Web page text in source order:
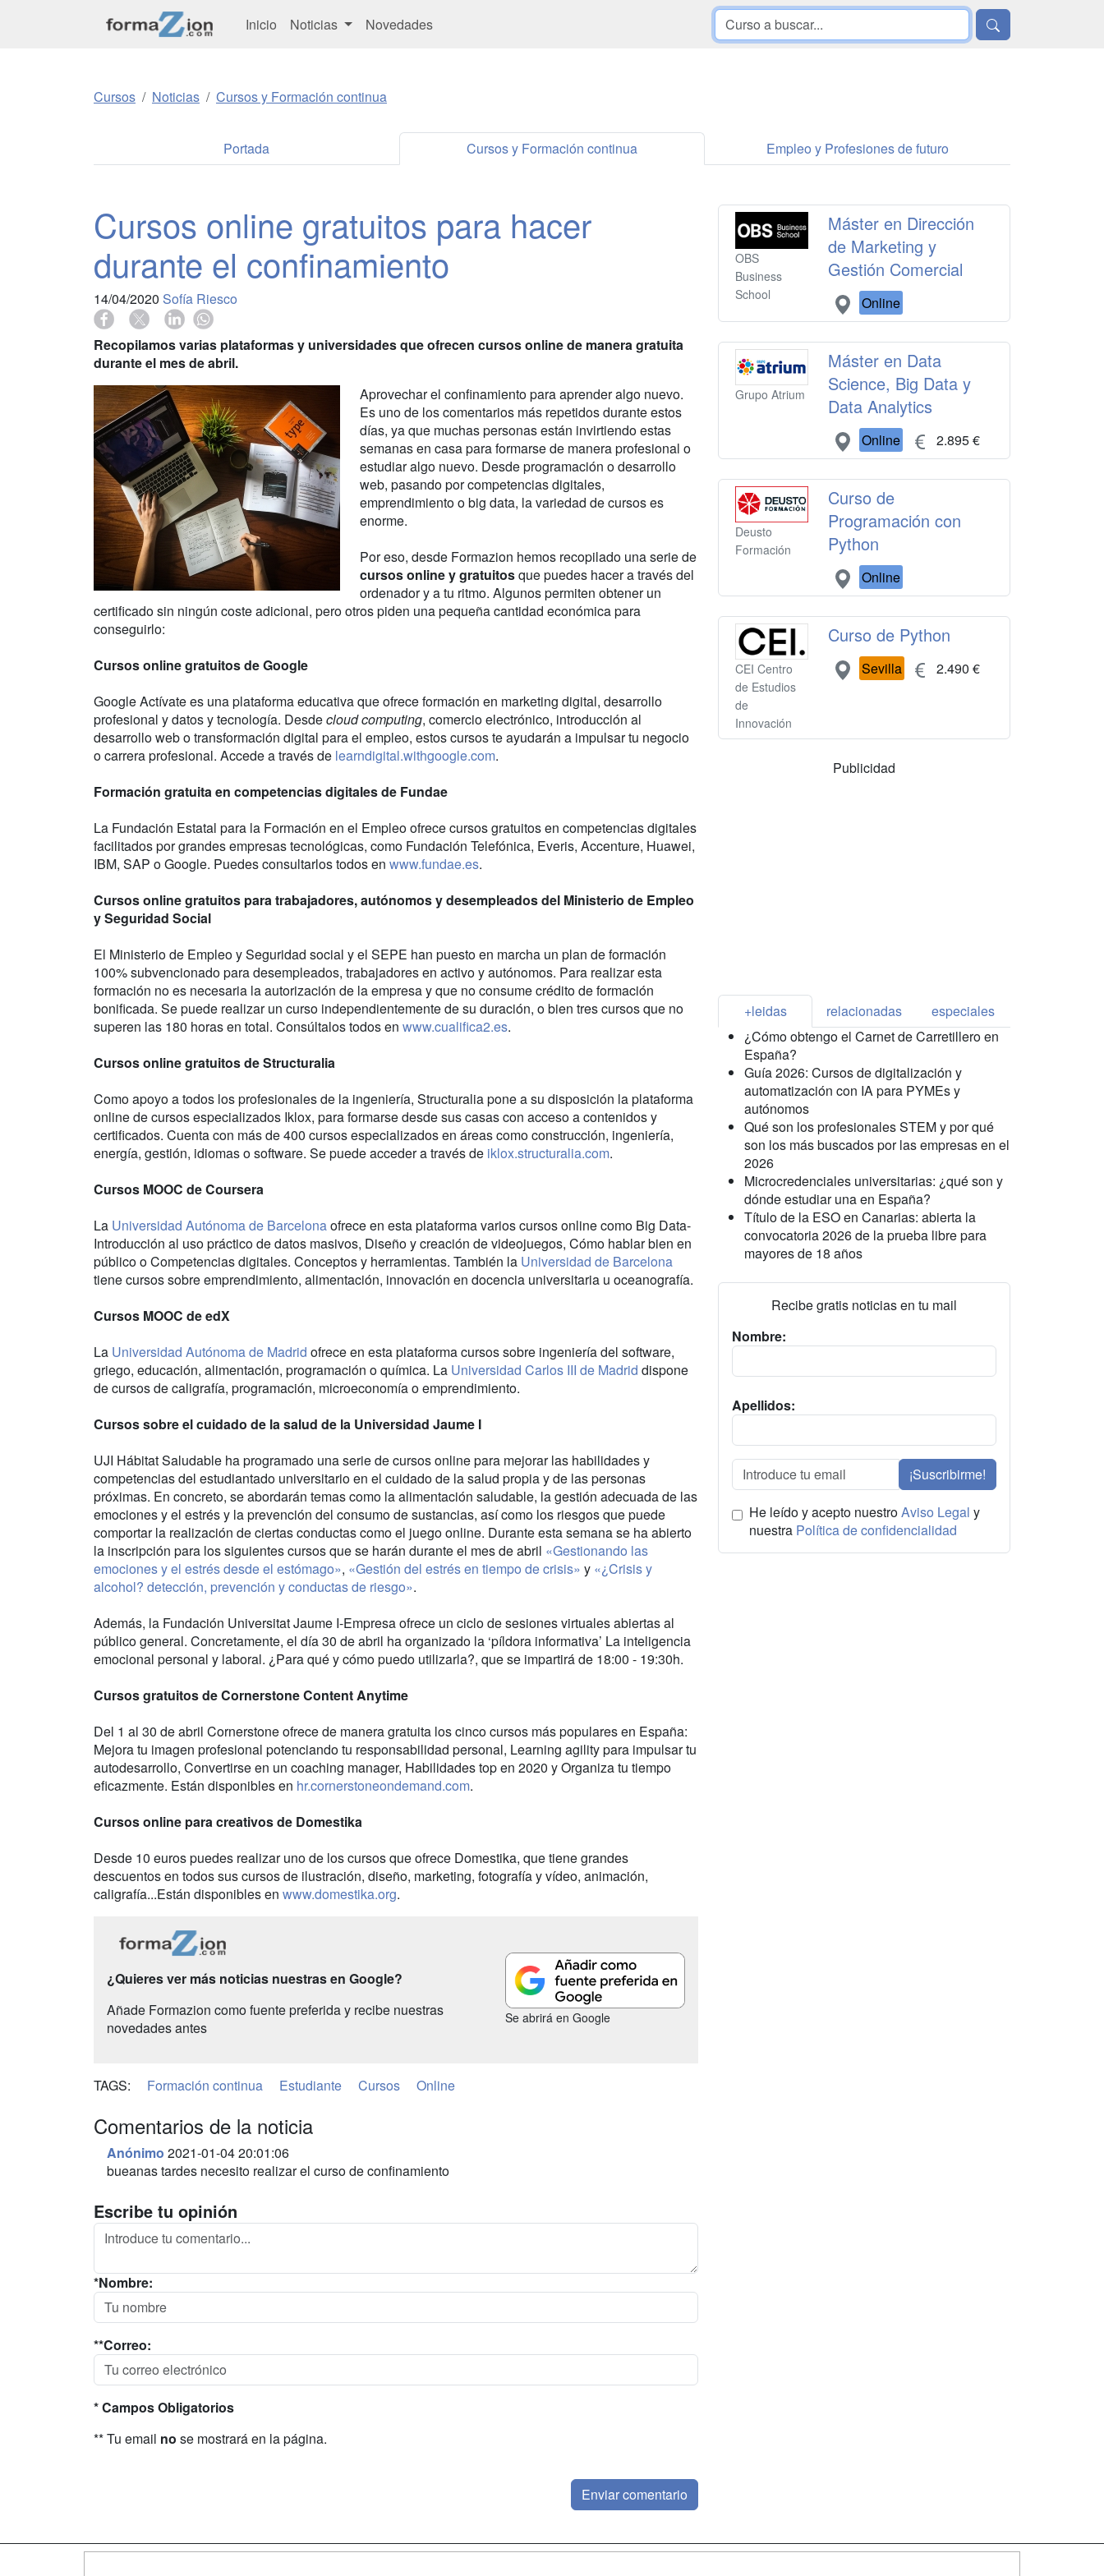
Inicio Noticias Novedades
Cursos Noticias Cursos y Formación continua
Portada Cursos y Formación continua Empleo y Profesiones de futuro
Cursos online gratuitos para hacer
durante el confinamiento
14/04/2020 Sofía Riesco
Recopilamos varias plataformas y universidades que ofrecen cursos online de manera gratuita
durante el mes de abril.
Aprovechar el confinamiento para aprender algo nuevo.
Es uno de los comentarios más repetidos durante estos
días, ya que muchas personas están invirtiendo estas
semanas en casa para formarse de manera profesional o
estudiar algo nuevo. Desde programación o desarrollo
web, pasando por competencias digitales,
emprendimiento o big data, la variedad de cursos es
enorme.
Por eso, desde Formazion hemos recopilado una serie de
cursos online y gratuitosque puedes hacer a través del
ordenador y a tu ritmo. Algunos permiten obtener un
certificado sin ningún coste adicional, pero otros piden una pequeña cantidad económica para
conseguirlo:
Cursos online gratuitos de Google
Google Actívate es una plataforma educativa que ofrece formación en marketing digital, desarrollo
profesional y datos y tecnología. Desdecloud computing, comercio electrónico, introducción al
desarrollo web o transformación digital para el empleo, estos cursos te ayudarán a impulsar tu negocio
o carrera profesional. Accede a través de learndigital.withgoogle.com.
Formación gratuita en competencias digitales de Fundae
La Fundación Estatal para la Formación en el Empleo ofrece cursos gratuitos en competencias digitales
facilitados por grandes empresas tecnológicas, como Fundación Telefónica, Everis, Accenture, Huawei,
IBM, SAP o Google. Puedes consultarlos todos en www.fundae.es.
Cursos online gratuitos para trabajadores, autónomos y desempleados del Ministerio de Empleo
y Seguridad Social
El Ministerio de Empleo y Seguridad social y el SEPE han puesto en marcha un plan de formación
100% subvencionado para desempleados, trabajadores en activo y autónomos. Para realizar esta
formación no es necesaria la autorización de la empresa y que no consume crédito de formación
bonificada. Se puede realizar un curso independientemente de su duración, o bien tres cursos que no
superen las 180 horas en total. Consúltalos todos en www.cualifica2.es.
Cursos online gratuitos de Structuralia
Como apoyo a todos los profesionales de la ingeniería, Structuralia pone a su disposición la plataforma
online de cursos especializados Iklox, para formarse desde sus casas con acceso a contenidos y
certificados. Cuenta con más de 400 cursos especializados en áreas como construcción, ingeniería,
energía, gestión, idiomas o software. Se puede acceder a través de iklox.structuralia.com.
Cursos MOOC de Coursera
La Universidad Autónoma de Barcelonaofrece en esta plataforma varios cursos online como Big Data-
Introducción al uso práctico de datos masivos, Diseño y creación de videojuegos, Cómo hablar bien en
público o Competencias digitales. Conceptos y herramientas. También la Universidad de Barcelona
tiene cursos sobre emprendimiento, alimentación, innovación en docencia universitaria u oceanografía.
Cursos MOOC de edX
La Universidad Autónoma de Madrid ofrece en esta plataforma cursos sobre ingeniería del software,
griego, educación, alimentación, programación o química. La Universidad Carlos III de Madrid dispone
de cursos de caligrafía, programación, microeconomía o emprendimiento.
Cursos sobre el cuidado de la salud de la Universidad Jaume I
UJI Hábitat Saludable ha programado una serie de cursos online para mejorar las habilidades y
competencias del estudiantado universitario en el cuidado de la salud propia y de las personas
próximas. En concreto, se abordarán temas como la alimentación saludable, la gestión adecuada de las
emociones y el estrés y la prevención del consumo de sustancias, así como los riesgos que puede
comportar la realización de ciertas conductas como el juego online. Durante esta semana se ha abierto
la inscripción para los siguientes cursos que se harán durante el mes de abril «Gestionando las
emociones y el estrés desde el estómago», «Gestión del estrés en tiempo de crisis» y «¿Crisis y
alcohol? detección, prevención y conductas de riesgo».
Además, la Fundación Universitat Jaume I-Empresa ofrece un ciclo de sesiones virtuales abiertas al
público general. Concretamente, el día 30 de abril ha organizado la ‘píldora informativa’ La inteligencia
emocional personal y laboral. ¿Para qué y cómo puedo utilizarla?, que se impartirá de 18:00 - 19:30h.
Cursos gratuitos de Cornerstone Content Anytime
Del 1 al 30 de abril Cornerstone ofrece de manera gratuita los cinco cursos más populares en España:
Mejora tu imagen profesional potenciando tu responsabilidad personal, Learning agility para impulsar tu
autodesarrollo, Convertirse en un coaching manager, Habilidades top en 2020 y Organiza tu tiempo
eficazmente. Están disponibles en hr.cornerstoneondemand.com.
Cursos online para creativos de Domestika
Desde 10 euros puedes realizar uno de los cursos que ofrece Domestika, que tiene grandes
descuentos en todos sus cursos de ilustración, diseño, marketing, fotografía y vídeo, animación,
caligrafía...Están disponibles en www.domestika.org.
¿Quieres ver más noticias nuestras en Google?
Añade Formazion como fuente preferida y recibe nuestras
novedades antes
Se abrirá en Google
TAGS: Formación continua Estudiante Cursos Online
Comentarios de la noticia
Anónimo 2021-01-04 20:01:06
bueanas tardes necesito realizar el curso de confinamiento
Escribe tu opinión
*Nombre:
**Correo:
* Campos Obligatorios
** Tu email no se mostrará en la página.
OBS
Business
School
Máster en Dirección
de Marketing y
Gestión Comercial
Online
Grupo Atrium
Máster en Data
Science, Big Data y
Data Analytics
Online 2.895 €
Deusto
Formación
Curso de
Programación con
Python
Online
CEI Centro
de Estudios
de
Innovación
Curso de Python
Sevilla 2.490 €
Publicidad
+leidas relacionadas
especiales
¿Cómo obtengo el Carnet de Carretillero en
España?
Guía 2026: Cursos de digitalización y
automatización con IA para PYMEs y
autónomos
Qué son los profesionales STEM y por qué
son los más buscados por las empresas en el
2026
Microcredenciales universitarias: ¿qué son y
dónde estudiar una en España?
Título de la ESO en Canarias: abierta la
convocatoria 2026 de la prueba libre para
mayores de 18 años
Recibe gratis noticias en tu mail
Nombre:
Apellidos:
¡Suscribirme!
He leído y acepto nuestroAviso Legal y
nuestra Política de confidencialidad